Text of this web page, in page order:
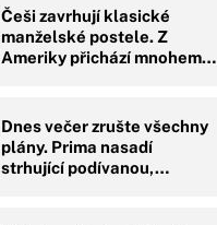
Češi zavrhují klasické
manželské postele. Z
Ameriky přichází mnohem…
Dnes večer zrušte všechny
plány. Prima nasadí
strhující podívanou,…